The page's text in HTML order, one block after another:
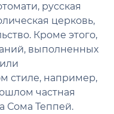
русская
церковь,
Кроме этого,
выполненных
стиле, например,
частная
Сома Теппей.